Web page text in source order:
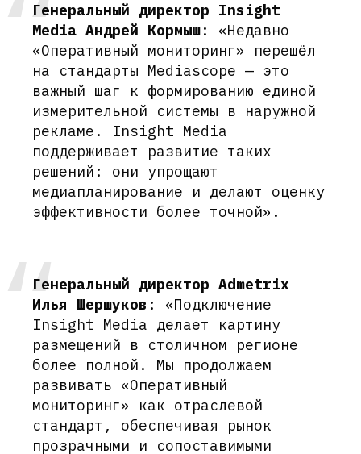
Генеральный директор Insight
Media Андрей Кормыш: «Недавно
«Оперативный мониторинг» перешёл
на стандарты Mediascope — это
важный шаг к формированию единой
измерительной системы в наружной
рекламе. Insight Media
поддерживает развитие таких
решений: они упрощают
медиапланирование и делают оценку
эффективности более точной».
Генеральный директор Admetrix
Илья Шершуков : «Подключение
Insight Media делает картину
размещений в столичном регионе
более полной. Мы продолжаем
развивать «Оперативный
мониторинг» как отраслевой
стандарт, обеспечивая рынок
прозрачными и сопоставимыми